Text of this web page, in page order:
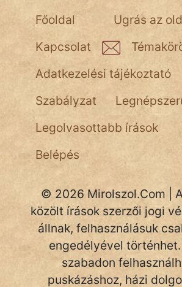
Ugrás az
Főoldal
Kapcsolat
Adatkezelési tájékoztató
Szabályzat
Legolvasottabb írások
Belépés
© 2026 Mirolszol.Com |
közölt írások szerzői jogi
állnak, felhasználásuk
engedélyével
szabadon
puskázáshoz, házi